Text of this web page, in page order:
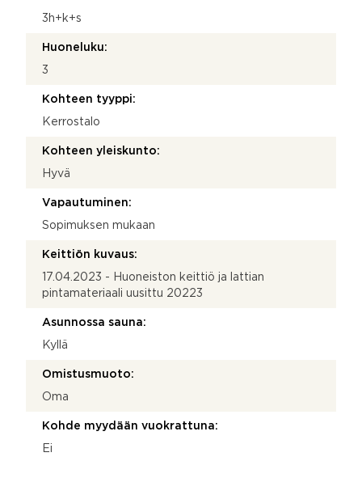
3h+k+s
Huoneluku:
3
Kohteen tyyppi:
Kerrostalo
Kohteen yleiskunto:
Hyvä
Vapautuminen:
Sopimuksen mukaan
Keittiön kuvaus:
17.04.2023 - Huoneiston keittiö ja lattian
pintamateriaali uusittu 20223
Asunnossa sauna:
Kyllä
Omistusmuoto:
Oma
Kohde myydään vuokrattuna:
Ei